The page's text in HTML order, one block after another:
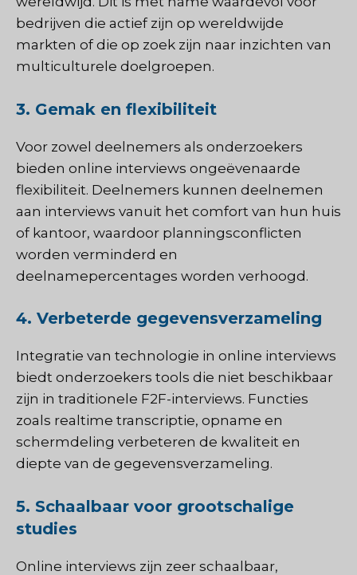
bedrijven die actief zijn op wereldwijde
markten of die op zoek zijn naar inzichten van
multiculturele doelgroepen.
3. Gemak en flexibiliteit
Voor zowel deelnemers als onderzoekers
bieden online interviews ongeëvenaarde
flexibiliteit. Deelnemers kunnen deelnemen
aan interviews vanuit het comfort van hun huis
of kantoor, waardoor planningsconflicten
worden verminderd en
deelnamepercentages worden verhoogd.
4. Verbeterde gegevensverzameling
Integratie van technologie in online interviews
biedt onderzoekers tools die niet beschikbaar
zijn in traditionele F2F-interviews. Functies
zoals realtime transcriptie, opname en
schermdeling verbeteren de kwaliteit en
diepte van de gegevensverzameling.
5. Schaalbaar voor grootschalige
studies
Online interviews zijn zeer schaalbaar,